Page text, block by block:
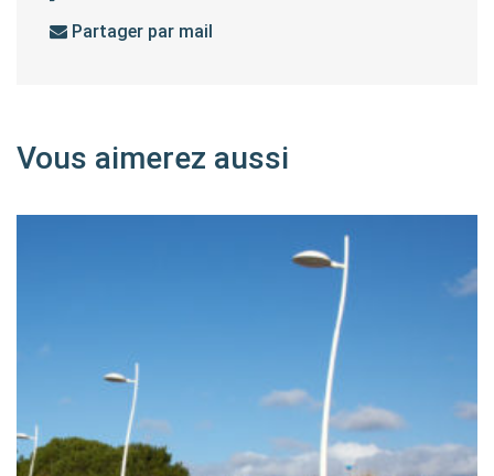
Partager par mail
Vous aimerez aussi